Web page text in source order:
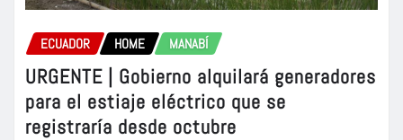
ECUADOR HOME MANABÍ
URGENTE | Gobierno alquilará generadores
para el estiaje eléctrico que se
registraría desde octubre